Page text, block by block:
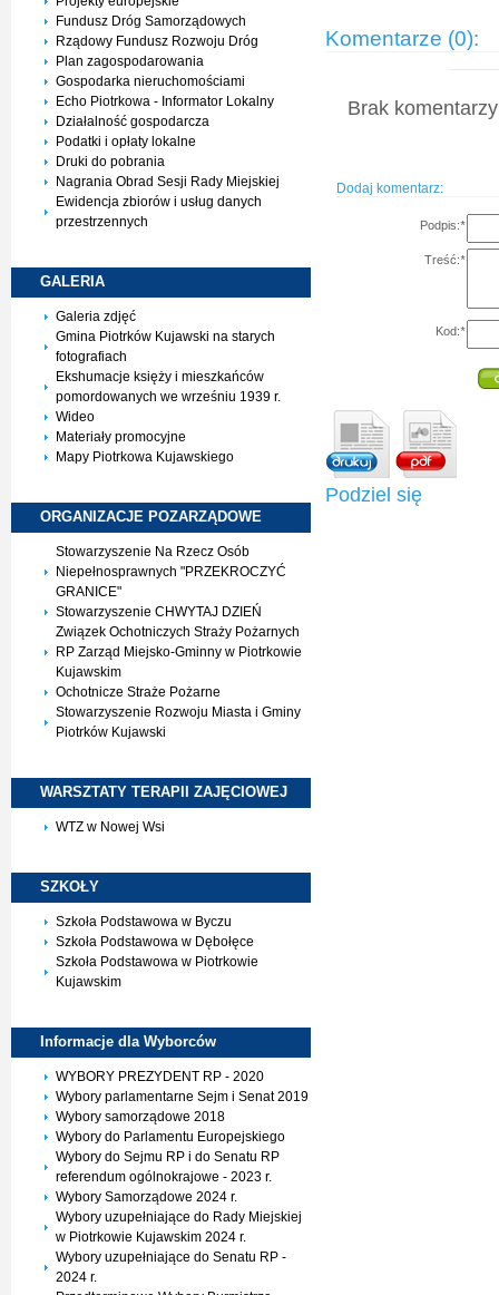
Fundusz Dróg Samorządowych
Rządowy Fundusz Rozwoju Dróg
Plan zagospodarowania
Gospodarka nieruchomościami
Echo Piotrkowa - Informator Lokalny
Działalność gospodarcza
Podatki i opłaty lokalne
Druki do pobrania
Nagrania Obrad Sesji Rady Miejskiej
Ewidencja zbiorów i usług danych
przestrzennych
GALERIA
Galeria zdjęć
Gmina Piotrków Kujawski na starych
fotografiach
Ekshumacje księży i mieszkańców
pomordowanych we wrześniu 1939 r.
Wideo
Materiały promocyjne
Mapy Piotrkowa Kujawskiego
ORGANIZACJE POZARZĄDOWE
Stowarzyszenie Na Rzecz Osób
Niepełnosprawnych "PRZEKROCZYĆ
GRANICE"
Stowarzyszenie CHWYTAJ DZIEŃ
Związek Ochotniczych Straży Pożarnych
RP Zarząd Miejsko-Gminny w Piotrkowie
Kujawskim
Ochotnicze Straże Pożarne
Stowarzyszenie Rozwoju Miasta i Gminy
Piotrków Kujawski
WARSZTATY TERAPII ZAJĘCIOWEJ
WTZ w Nowej Wsi
SZKOŁY
Szkoła Podstawowa w Byczu
Szkoła Podstawowa w Dębołęce
Szkoła Podstawowa w Piotrkowie
Kujawskim
Informacje dla Wyborców
WYBORY PREZYDENT RP - 2020
Wybory parlamentarne Sejm i Senat 2019
Wybory samorządowe 2018
Wybory do Parlamentu Europejskiego
Wybory do Sejmu RP i do Senatu RP
referendum ogólnokrajowe - 2023 r.
Wybory Samorządowe 2024 r.
Wybory uzupełniające do Rady Miejskiej
w Piotrkowie Kujawskim 2024 r.
Wybory uzupełniające do Senatu RP -
2024 r.
Komentarze (0):
Brak
Dodaj komentarz:
Podpis:*
Treść:*
Kod:*
Podziel się